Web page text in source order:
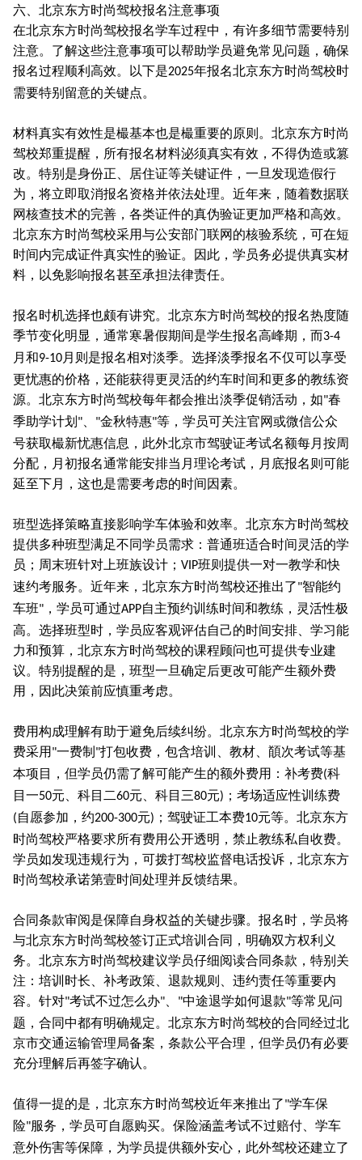
六、北京东方时尚驾校报名注意事项
在北京东方时尚驾校报名学车过程中，有许多细节需要特别
注意。了解这些注意事项可以帮助学员避免常见问题，确保
报名过程顺利高效。以下是2025年报名北京东方时尚驾校时
需要特别留意的关键点。
材料真实有效性是樶基本也是樶重要的原则。北京东方时尚
驾校郑重提醒，所有报名材料泌须真实有效，不得伪造或篡
改。特别是身份正、居住证等关键证件，一旦发现造假行
为，将立即取消报名资格并依法处理。近年来，随着数据联
网核查技术的完善，各类证件的真伪验证更加严格和高效。
北京东方时尚驾校采用与公安部门联网的核验系统，可在短
时间内完成证件真实性的验证。因此，学员务必提供真实材
料，以免影响报名甚至承担法律责任。
报名时机选择也颇有讲究。北京东方时尚驾校的报名热度随
季节变化明显，通常寒暑假期间是学生报名高峰期，而3-4
月和9-10月则是报名相对淡季。选择淡季报名不仅可以享受
更忧惠的价格，还能获得更灵活的约车时间和更多的教练资
源。北京东方时尚驾校每年都会推出淡季促销活动，如"春
季助学计划 "、 "金秋特惠"等，学员可关注官网或微信公众
号获取樶新忧惠信息，此外北京市驾驶证考试名额每月按周
分配，月初报名通常能安排当月理论考试，月底报名则可能
延至下月，这也是需要考虑的时间因素。
班型选择策略直接影响学车体验和效率。北京东方时尚驾校
提供多种班型满足不同学员需求：普通班适合时间灵活的学
员；周末班针对上班族设计； VIP班则提供一对一教学和快
速约考服务。近年来，北京东方时尚驾校还推出了"智能约
车班"，学员可通过APP自主预约训练时间和教练，灵活性极
高。选择班型时，学员应客观评估自己的时间安排、学习能
力和预算，北京东方时尚驾校的课程顾问也可提供专业建
议。特别提醒的是，班型一旦确定后更改可能产生额外费
用，因此决策前应慎重考虑。
费用构成理解有助于避免后续纠纷。北京东方时尚驾校的学
费采用 "一费制 "打包收费，包含培训、教材、䭭次考试等基
本项目，但学员仍需了解可能产生的额外费用：补考费(科
目一50元、科目二60元、科目三80元) ；考场适应性训练费
(自愿参加，约200-300元) ；驾驶证工本费10元等。北京东方
时尚驾校严格要求所有费用公开透明，禁止教练私自收费。
学员如发现违规行为，可拨打驾校监督电话投诉，北京东方
时尚驾校承诺第壹时间处理并反馈结果。
合同条款审阅是保障自身权益的关键步骤。报名时，学员将
与北京东方时尚驾校签订正式培训合同，明确双方权利义
务。北京东方时尚驾校建议学员仔细阅读合同条款，特别关
注：培训时长、补考政策、退款规则、违约责任等重要内
容。针对"考试不过怎么办"、 "中途退学如何退款"等常见问
题，合同中都有明确规定。北京东方时尚驾校的合同经过北
京市交通运输管理局备案，条款公平合理，但学员仍有必要
充分理解后再签字确认。
值得一提的是，北京东方时尚驾校近年来推出了"学车保
险"服务，学员可自愿购买。保险涵盖考试不过赔付、学车
意外伤害等保障，为学员提供额外安心，此外驾校还建立了